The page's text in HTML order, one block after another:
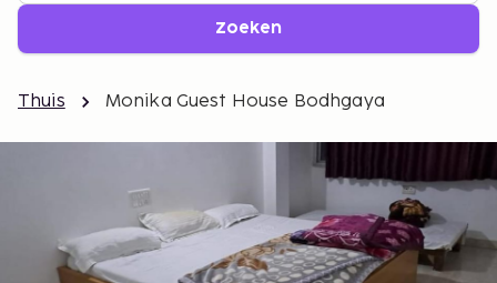
Zoeken
Thuis Monika Guest House Bodhgaya